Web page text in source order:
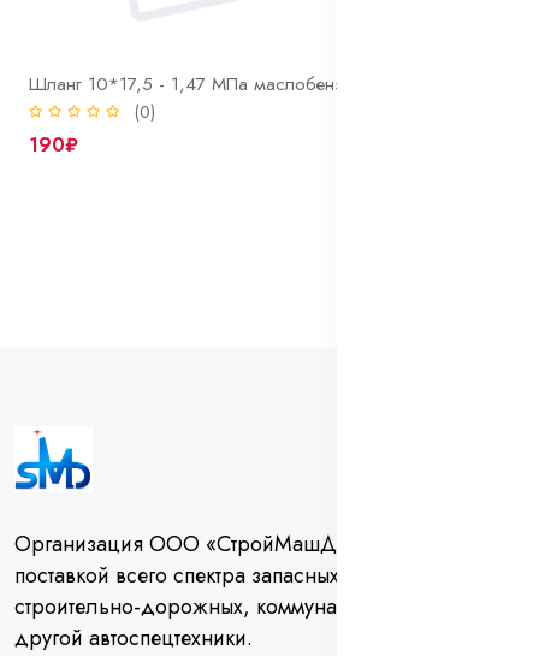
(0)
190₽
Организация ООО «СтройМашДеталь» занимается
поставкой всего спектра запасных частей для
строительно-дорожных, коммунальных машин и
другой автоспецтехники.